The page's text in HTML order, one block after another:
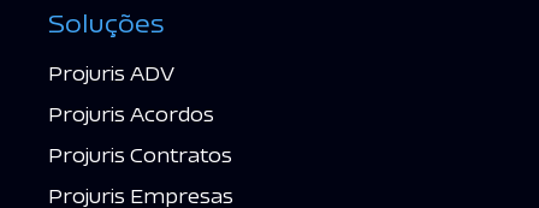
Soluções
Projuris ADV
Projuris Acordos
Projuris Contratos
Projuris Empresas